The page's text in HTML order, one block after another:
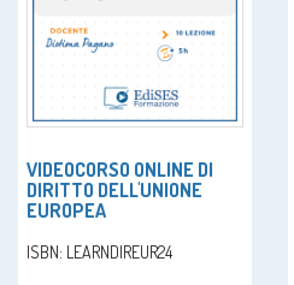
VIDEOCORSO ONLINE DI
DIRITTO DELL'UNIONE
EUROPEA
ISBN: LEARNDIREUR24